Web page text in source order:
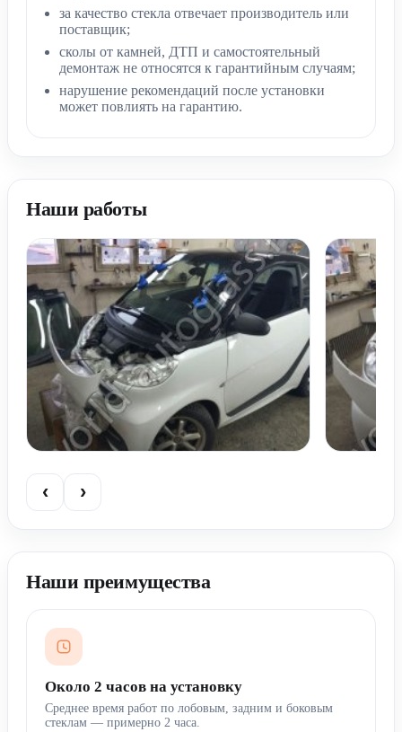
за качество стекла отвечает производитель или
поставщик;
сколы от камней, ДТП и самостоятельный
демонтаж не относятся к гарантийным случаям;
нарушение рекомендаций после установки
может повлиять на гарантию.
Наши работы
‹ ›
Наши преимущества
Около 2 часов на установку
Среднее время работ по лобовым, задним и боковым
стеклам — примерно 2 часа.